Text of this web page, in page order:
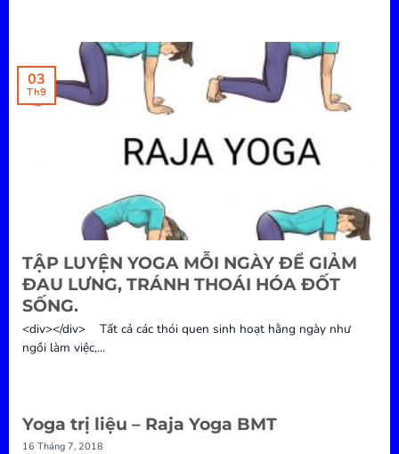
TẬP LUYỆN YOGA MỖI NGÀY ĐỂ GIẢM
ĐAU LƯNG, TRÁNH THOÁI HÓA ĐỐT
SỐNG.
<div></div> Tất cả các thói quen sinh hoạt hằng ngày như
ngồi làm việc,...
03
Th9
Yoga trị liệu – Raja Yoga BMT
16 Tháng 7, 2018